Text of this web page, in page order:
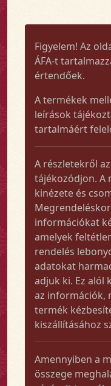
Figyelem! Az
ÁFA-t
értendőek.
A termékek
leírások
tartalmáért
A részletekről
tájékozódjon. A
kinézete és
információkat
amelyek
rendelés
adatokat
adjuk ki. Ez alól
az információk,
termék
kiszállításához
Amennyiben a
összege